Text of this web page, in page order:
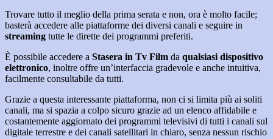
Trovare tutto il meglio della prima serata e non, ora è molto facile;
basterà accedere alle piattaforme dei diversi canali e seguire in
streaming tutte le dirette dei programmi preferiti.
È possibile accedere a Stasera in Tv Film da qualsiasi dispositivo
elettronico, inoltre offre un’interfaccia gradevole e anche intuitiva,
facilmente consultabile da tutti.
Grazie a questa interessante piattaforma, non ci si limita più ai soliti
canali, ma si spazia a colpo sicuro grazie ad un elenco affidabile e
costantemente aggiornato dei programmi televisivi di tutti i canali sul
digitale terrestre e dei canali satellitari in chiaro, senza nessun rischio